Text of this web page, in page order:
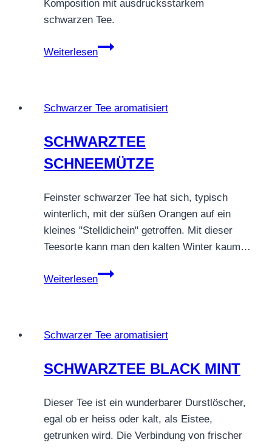
Komposition mit ausdrucksstarkem
schwarzen Tee.
Weiterlesen
SCHWARZTEE
Schwarzer Tee aromatisiert
SCHWARZTEE
SCHNEEMÜTZE
Feinster schwarzer Tee hat sich, typisch
winterlich, mit der süßen Orangen auf ein
kleines "Stelldichein" getroffen. Mit dieser
Teesorte kann man den kalten Winter kaum…
Weiterlesen
SCHWARZTEE
Schwarzer Tee aromatisiert
SCHWARZTEE BLACK MINT
Dieser Tee ist ein wunderbarer Durstlöscher,
egal ob er heiss oder kalt, als Eistee,
getrunken wird. Die Verbindung von frischer